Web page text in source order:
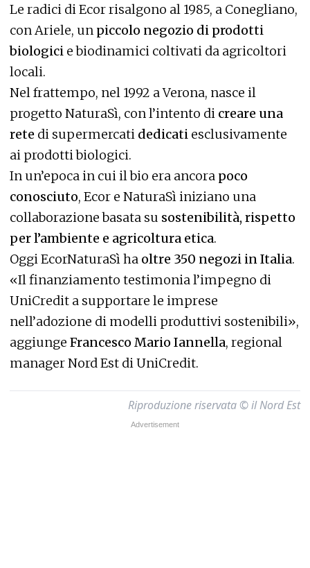
Le radici di Ecor risalgono al 1985, a Conegliano,
con Ariele, un piccolo negozio di prodotti
biologici e biodinamici coltivati da agricoltori
locali.
Nel frattempo, nel 1992 a Verona, nasce il
progetto NaturaSì, con l’intento di creare una
rete di supermercati dedicati esclusivamente
ai prodotti biologici.
In un’epoca in cui il bio era ancora poco
conosciuto, Ecor e NaturaSì iniziano una
collaborazione basata su sostenibilità, rispetto
per l’ambiente e agricoltura etica.
Oggi EcorNaturaSì ha oltre 350 negozi in Italia.
«Il finanziamento testimonia l’impegno di
UniCredit a supportare le imprese
nell’adozione di modelli produttivi sostenibili»,
aggiunge Francesco Mario Iannella, regional
manager Nord Est di UniCredit.
Riproduzione riservata © il Nord Est